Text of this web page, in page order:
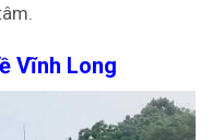
Vĩnh Long